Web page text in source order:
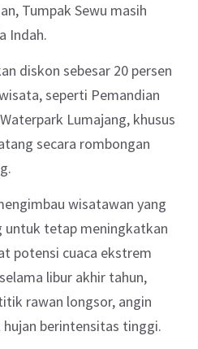
Tumpak Sewu masih
diskon sebesar 20 persen
seperti Pemandian
Lumajang, khusus
secara rombongan
wisatawan yang
untuk tetap meningkatkan
potensi cuaca ekstrem
libur akhir tahun,
rawan longsor, angin
berintensitas tinggi.